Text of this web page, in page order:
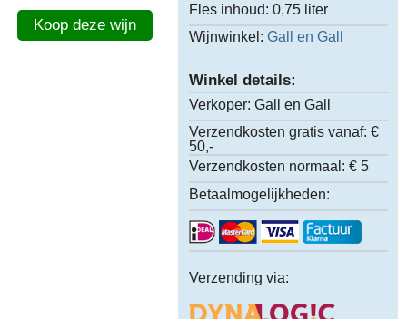
Koop deze wijn
Fles inhoud: 0,75 liter
Wijnwinkel: Gall en Gall
Winkel details:
Verkoper: Gall en Gall
Verzendkosten gratis vanaf: €
50,-
Verzendkosten normaal: € 5
Betaalmogelijkheden:
Verzending via: